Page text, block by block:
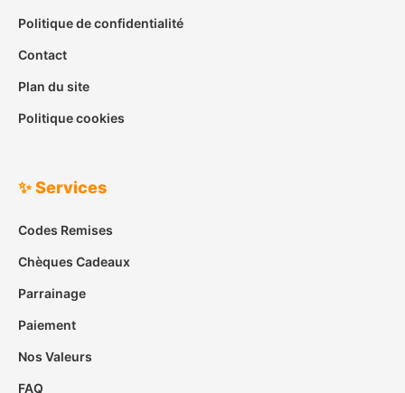
Politique de confidentialité
Contact
Plan du site
Politique cookies
✨ Services
Codes Remises
Chèques Cadeaux
Parrainage
Paiement
Nos Valeurs
FAQ